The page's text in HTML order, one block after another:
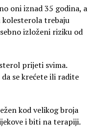
oni iznad 35 godina, a
kolesterola trebaju
izloženi riziku od
prijeti svima.
se krećete ili radite
kod velikog broja
i biti na terapiji.